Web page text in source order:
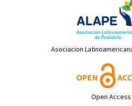
Asociacion
Open Access